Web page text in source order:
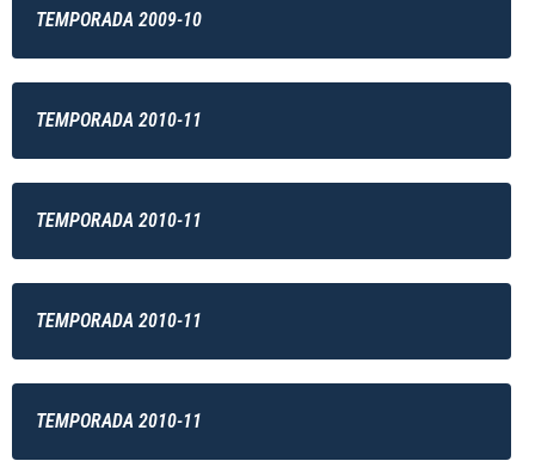
TEMPORADA 2009-10
TEMPORADA 2010-11
TEMPORADA 2010-11
TEMPORADA 2010-11
TEMPORADA 2010-11